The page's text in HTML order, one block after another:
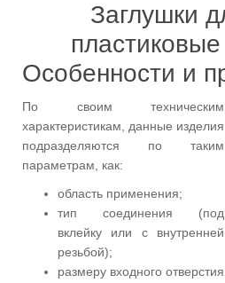
Заглушки
Особенности и
По своим техническим
характеристикам, данные изделия
подразделяются по таким
параметрам, как:
область применения;
тип соединения (под
вклейку или с внутренней
резьбой);
размеру входного